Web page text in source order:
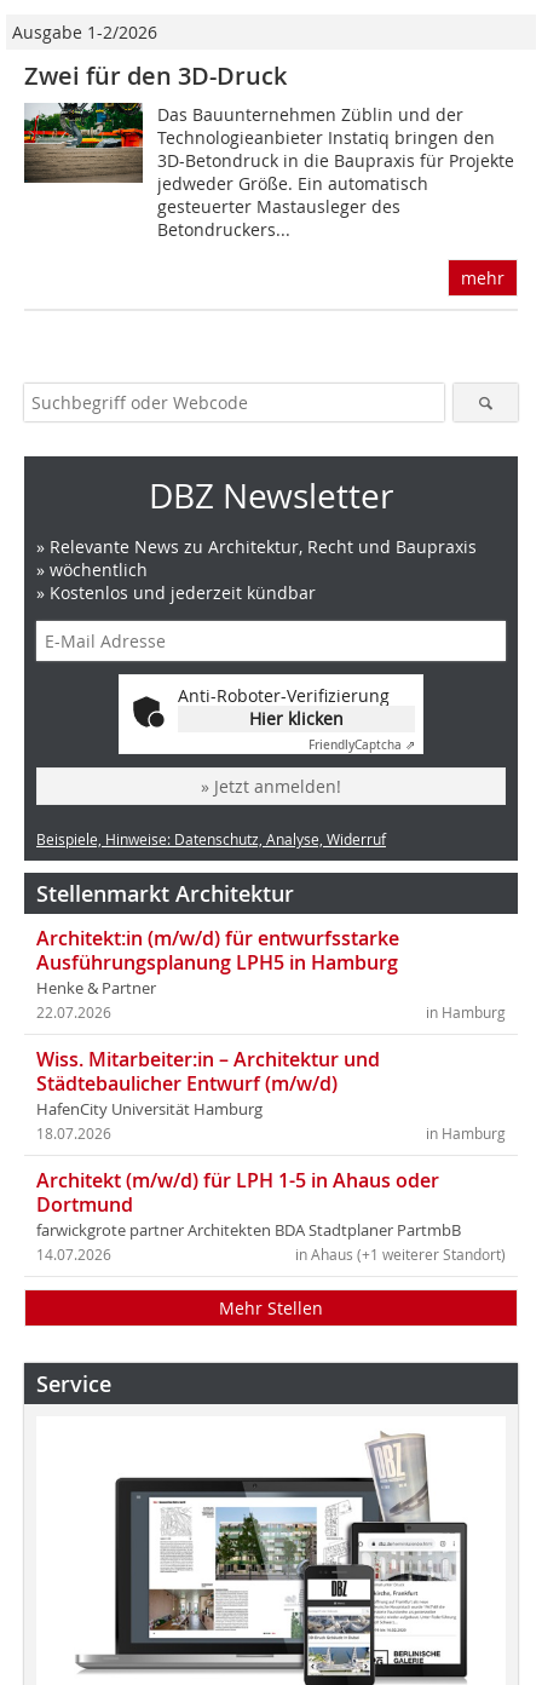
Ausgabe 1-2/2026
Zwei für den 3D-Druck
Das Bauunternehmen Züblin und der
Technologieanbieter Instatiq bringen den
3D-Betondruck in die Baupraxis für Projekte
jedweder Größe. Ein automatisch
gesteuerter Mastausleger des
Betondruckers...
mehr
DBZ Newsletter
» Relevante News zu Architektur, Recht und Baupraxis
» wöchentlich
» Kostenlos und jederzeit kündbar
Anti-Roboter-Verifizierung
Hier klicken
FriendlyCaptcha ⇗
» Jetzt anmelden!
Beispiele, Hinweise: Datenschutz, Analyse, Widerruf
Stellenmarkt Architektur
Architekt:in (m/w/d) für entwurfsstarke
Ausführungsplanung LPH5 in Hamburg
Henke & Partner
in Hamburg
22.07.2026
Wiss. Mitarbeiter:in – Architektur und
Städtebaulicher Entwurf (m/w/d)
HafenCity Universität Hamburg
in Hamburg
18.07.2026
Architekt (m/w/d) für LPH 1-5 in Ahaus oder
Dortmund
farwickgrote partner Architekten BDA Stadtplaner PartmbB
in Ahaus (+1 weiterer Standort)
14.07.2026
Mehr Stellen
Service